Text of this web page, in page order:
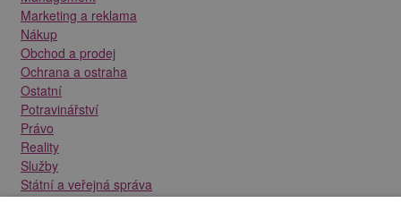
Marketing a reklama
Nákup
Obchod a prodej
Ochrana a ostraha
Ostatní
Potravinářství
Právo
Reality
Služby
Státní a veřejná správa